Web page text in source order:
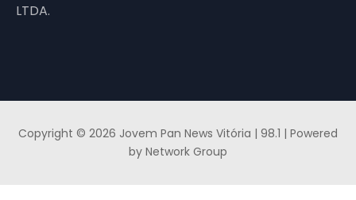
LTDA.
Copyright © 2026 Jovem Pan News Vitória | 98.1 | Powered
by Network Group